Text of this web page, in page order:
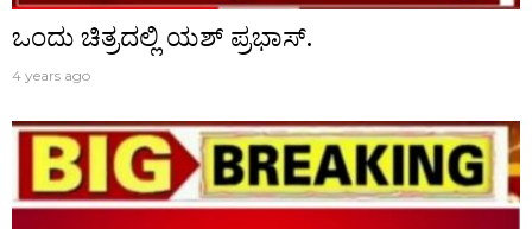
ಒಂದು ಚಿತ್ರದಲ್ಲಿ ಯಶ್ ಪ್ರಭಾಸ್.
4 years ago